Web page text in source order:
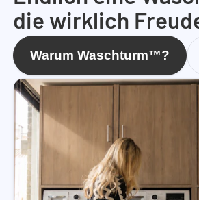
die wirklich
Warum Waschturm™?